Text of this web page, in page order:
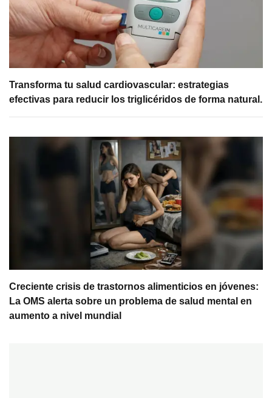
Transforma tu salud cardiovascular: estrategias
efectivas para reducir los triglicéridos de forma natural.
Creciente crisis de trastornos alimenticios en jóvenes:
La OMS alerta sobre un problema de salud mental en
aumento a nivel mundial